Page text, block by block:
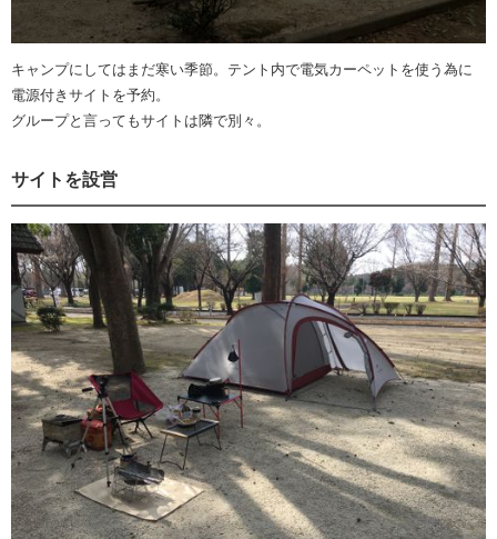
キャンプにしてはまだ寒い季節。テント内で電気カーペットを使う為に
電源付きサイトを予約。
グループと言ってもサイトは隣で別々。
サイトを設営